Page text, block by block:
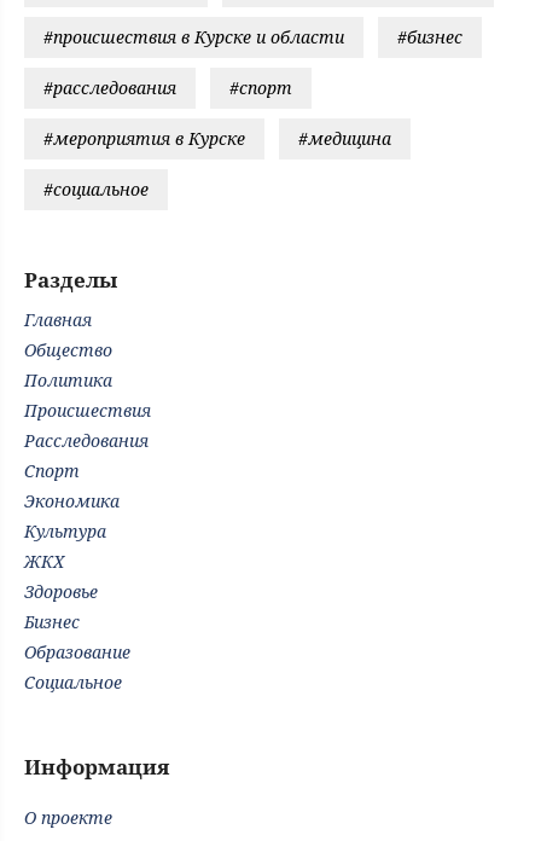
#происшествия в Курске и области #бизнес
#расследования #спорт
#мероприятия в Курске #медицина
#социальное
Разделы
Главная
Общество
Политика
Происшествия
Расследования
Спорт
Экономика
Культура
ЖКХ
Здоровье
Бизнес
Образование
Социальное
Информация
О проекте